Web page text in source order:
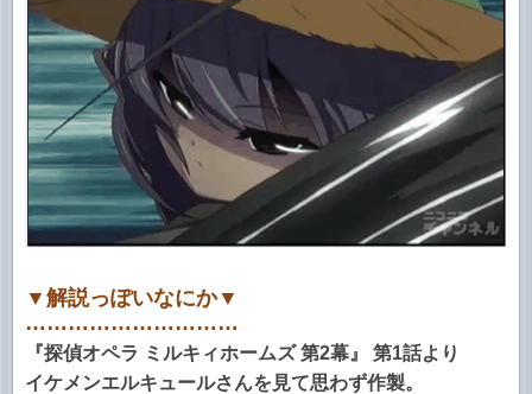
▼解説っぽいなにか▼
…………………………
『探偵オペラ ミルキィホームズ 第2幕』 第1話より
イケメンエルキュールさんを見て思わず作製。